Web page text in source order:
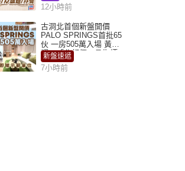
12小時前
古洞北首個新盤開價
PALO SPRINGS首批65
伙 一房505萬入場 黃光
耀：「北都價」具指標
作用
新盤速遞
7小時前